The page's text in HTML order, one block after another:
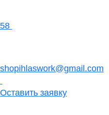
58
shopihlaswork@gmail.com
Оставить заявку